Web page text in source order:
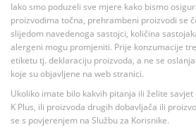
Iako smo poduzeli sve mjere kako bismo
proizvodima točna, prehrambeni proizvodi se
slijedom navedenoga sastojci, količina
alergeni mogu promjeniti. Prije konzumacije
etiketu tj. deklaraciju proizvoda, a ne se
koje su objavljene na web stranici.
Ukoliko imate bilo kakvih pitanja ili želite
K Plus, ili proizvoda drugih dobavljača ili
se s povjerenjem na Službu za Korisnike.